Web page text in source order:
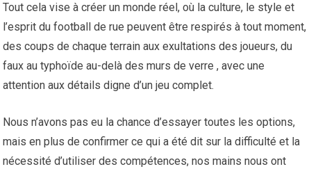
Tout cela vise à créer un monde réel, où la culture, le style et
l’esprit du football de rue peuvent être respirés à tout moment,
des coups de chaque terrain aux exultations des joueurs, du
faux au typhoïde au-delà des murs de verre , avec une
attention aux détails digne d’un jeu complet.
Nous n’avons pas eu la chance d’essayer toutes les options,
mais en plus de confirmer ce qui a été dit sur la difficulté et la
nécessité d’utiliser des compétences, nos mains nous ont